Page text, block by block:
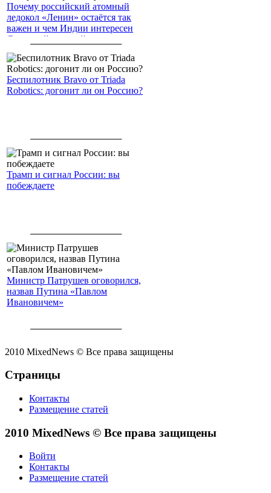
Почему российский атомный
ледокол «Ленин» остаётся так
важен и чем Индии интересен
Северный морской путь
Беспилотник Bravo от Triada
Robotics: догонит ли он Россию?
Трамп и сигнал России: вы
побеждаете
Министр Патрушев оговорился,
назвав Путина «Павлом
Ивановичем»
2010 MixedNews © Все права защищены
Страницы
Контакты
Размещение статей
2010 MixedNews © Все права защищены
Войти
Контакты
Размещение статей